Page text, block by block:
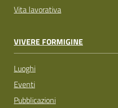
Vita lavorativa
VIVERE FORMIGINE
Luoghi
Eventi
Pubblicazioni